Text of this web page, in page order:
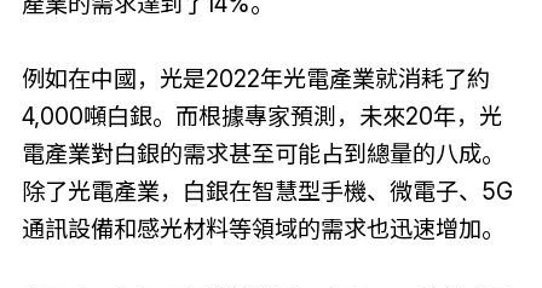
例如在中國，光是2022年光電產業就消耗了約
4,000噸白銀。而根據專家預測，未來20年，光
電產業對白銀的需求甚至可能占到總量的八成。
除了光電產業，白銀在智慧型手機、微電子、5G
通訊設備和感光材料等領域的需求也迅速增加。